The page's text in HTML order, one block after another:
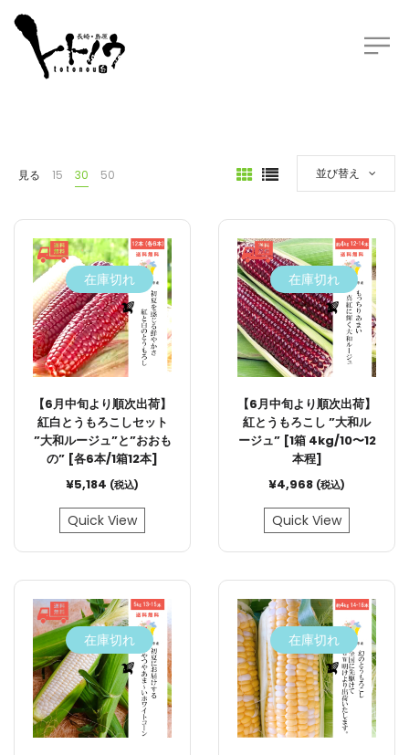
見る 15 30 50 並び替え
在庫切れ
【6月中旬より順次出荷】
紅白とうもろこしセット
”大和ルージュ”と”おおも
の” [各6本/1箱12本]
¥5,184 (税込)
Quick View
在庫切れ
【6月中旬より順次出荷】
紅とうもろこし ”大和ル
ージュ” [1箱 4kg/10〜12
本程]
¥4,968 (税込)
Quick View
在庫切れ 在庫切れ